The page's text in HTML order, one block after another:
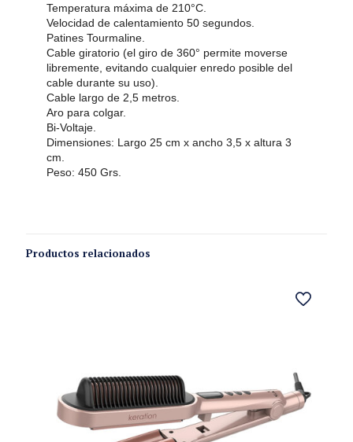
Temperatura máxima de 210°C.
Velocidad de calentamiento 50 segundos.
Patines Tourmaline.
Cable giratorio (el giro de 360° permite moverse
libremente, evitando cualquier enredo posible del
cable durante su uso).
Cable largo de 2,5 metros.
Aro para colgar.
Bi-Voltaje.
Dimensiones: Largo 25 cm x ancho 3,5 x altura 3
cm.
Peso: 450 Grs.
Productos relacionados